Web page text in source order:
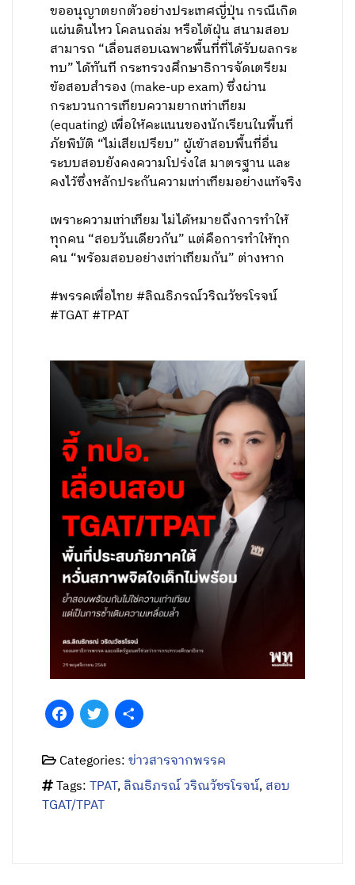
ขออนุญาตยกตัวอย่างประเทศญี่ปุ่น กรณีเกิด
แผ่นดินไหว โคลนถล่ม หรือไต้ฝุ่น สนามสอบ
สามารถ “เลื่อนสอบเฉพาะพื้นที่ที่ได้รับผลกระ
ทบ” ได้ทันที กระทรวงศึกษาธิการจัดเตรียม
ข้อสอบสำรอง (make-up exam) ซึ่งผ่าน
กระบวนการเทียบความยากเท่าเทียม
(equating) เพื่อให้คะแนนของนักเรียนในพื้นที่
ภัยพิบัติ “ไม่เสียเปรียบ” ผู้เข้าสอบพื้นที่อื่น
ระบบสอบยังคงความโปร่งใส มาตรฐาน และ
คงไว้ซึ่งหลักประกันความเท่าเทียมอย่างแท้จริง
เพราะความเท่าเทียม ไม่ได้หมายถึงการทำให้
ทุกคน “สอบวันเดียวกัน” แต่คือการทำให้ทุก
คน “พร้อมสอบอย่างเท่าเทียมกัน” ต่างหาก
#พรรคเพื่อไทย #ลิณธิภรณ์วริณวัชรโรจน์
#TGAT #TPAT
FacebookTwitter
Categories:ข่าวสารจากพรรค
Tags:TPAT,ลิณธิภรณ์ วริณวัชรโรจน์,สอบ
TGAT/TPAT